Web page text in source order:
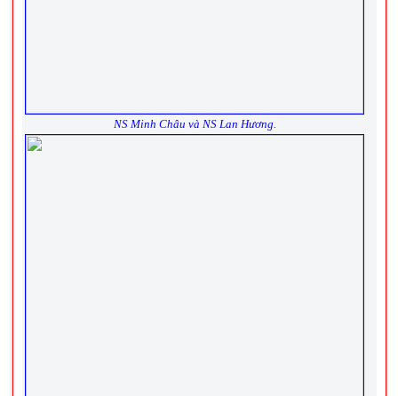
NS Minh Châu và NS Lan Hương.